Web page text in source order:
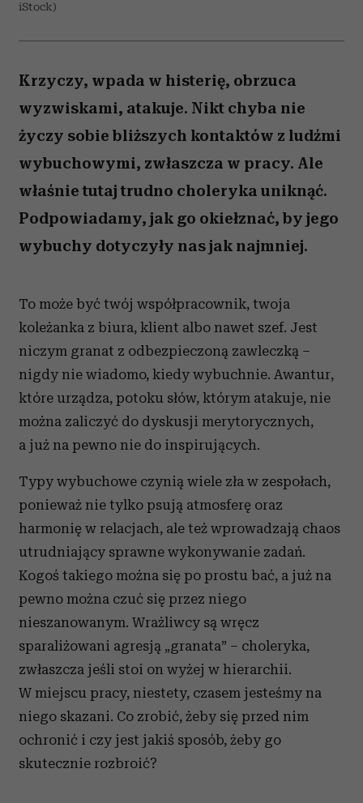
iStock)
Krzyczy, wpada w histerię, obrzuca
wyzwiskami, atakuje. Nikt chyba nie
życzy sobie bliższych kontaktów z ludźmi
wybuchowymi, zwłaszcza w pracy. Ale
właśnie tutaj trudno choleryka uniknąć.
Podpowiadamy, jak go okiełznać, by jego
wybuchy dotyczyły nas jak najmniej.
To może być twój współpracownik, twoja
koleżanka z biura, klient albo nawet szef. Jest
niczym granat z odbezpieczoną zawleczką –
nigdy nie wiadomo, kiedy wybuchnie. Awantur,
które urządza, potoku słów, którym atakuje, nie
można zaliczyć do dyskusji merytorycznych,
a już na pewno nie do inspirujących.
Typy wybuchowe czynią wiele zła w zespołach,
ponieważ nie tylko psują atmosferę oraz
harmonię w relacjach, ale też wprowadzają chaos
utrudniający sprawne wykonywanie zadań.
Kogoś takiego można się po prostu bać, a już na
pewno można czuć się przez niego
nieszanowanym. Wrażliwcy są wręcz
sparaliżowani agresją „granata” – choleryka,
zwłaszcza jeśli stoi on wyżej w hierarchii.
W miejscu pracy, niestety, czasem jesteśmy na
niego skazani. Co zrobić, żeby się przed nim
ochronić i czy jest jakiś sposób, żeby go
skutecznie rozbroić?